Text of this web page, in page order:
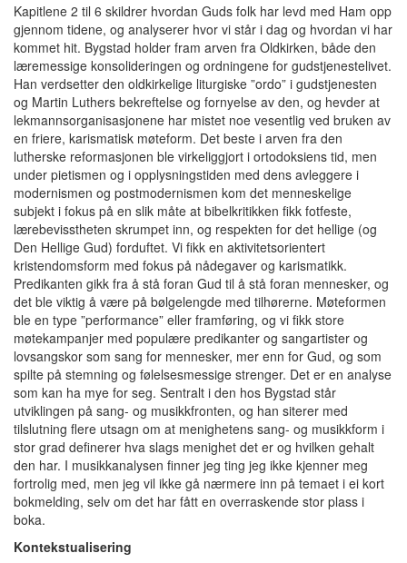
Kapitlene 2 til 6 skildrer hvordan Guds folk har levd med Ham opp
gjennom tidene, og analyserer hvor vi står i dag og hvordan vi har
kommet hit. Bygstad holder fram arven fra Oldkirken, både den
læremessige konsolideringen og ordningene for gudstjenestelivet.
Han verdsetter den oldkirkelige liturgiske ”ordo” i gudstjenesten
og Martin Luthers bekreftelse og fornyelse av den, og hevder at
lekmannsorganisasjonene har mistet noe vesentlig ved bruken av
en friere, karismatisk møteform. Det beste i arven fra den
lutherske reformasjonen ble virkeliggjort i ortodoksiens tid, men
under pietismen og i opplysningstiden med dens avleggere i
modernismen og postmodernismen kom det menneskelige
subjekt i fokus på en slik måte at bibelkritikken fikk fotfeste,
lærebevisstheten skrumpet inn, og respekten for det hellige (og
Den Hellige Gud) forduftet. Vi fikk en aktivitetsorientert
kristendomsform med fokus på nådegaver og karismatikk.
Predikanten gikk fra å stå foran Gud til å stå foran mennesker, og
det ble viktig å være på bølgelengde med tilhørerne. Møteformen
ble en type ”performance” eller framføring, og vi fikk store
møtekampanjer med populære predikanter og sangartister og
lovsangskor som sang for mennesker, mer enn for Gud, og som
spilte på stemning og følelsesmessige strenger. Det er en analyse
som kan ha mye for seg. Sentralt i den hos Bygstad står
utviklingen på sang- og musikkfronten, og han siterer med
tilslutning flere utsagn om at menighetens sang- og musikkform i
stor grad definerer hva slags menighet det er og hvilken gehalt
den har. I musikkanalysen finner jeg ting jeg ikke kjenner meg
fortrolig med, men jeg vil ikke gå nærmere inn på temaet i ei kort
bokmelding, selv om det har fått en overraskende stor plass i
boka.
Kontekstualisering